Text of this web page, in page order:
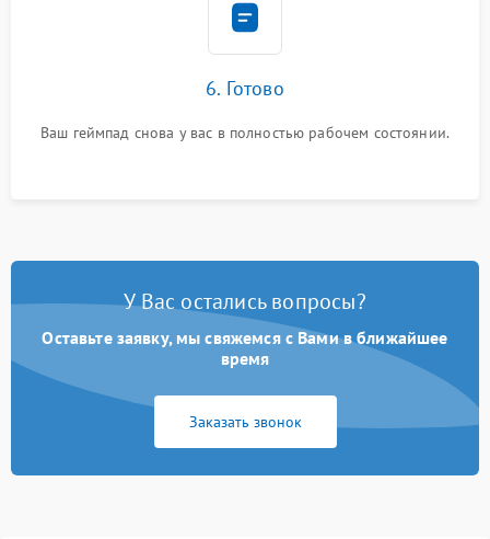
6. Готово
Ваш геймпад снова у вас в полностью рабочем состоянии.
У Вас остались вопросы?
Оставьте заявку, мы свяжемся с Вами в ближайшее
время
Заказать звонок